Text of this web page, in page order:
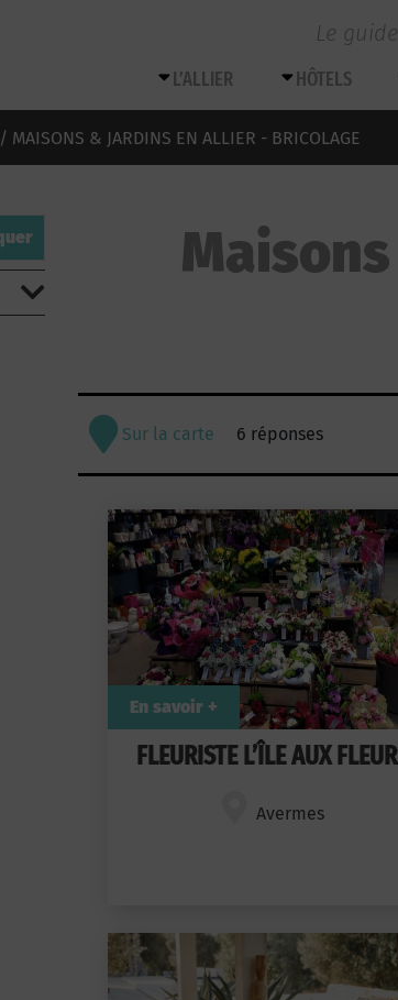
Le
L’ALLIER HÔTELS
/ MAISONS & JARDINS EN ALLIER - BRICOLAGE
Sur la carte 6 réponses
FLEURISTE L’ÎLE AUX
Avermes
En savoir +